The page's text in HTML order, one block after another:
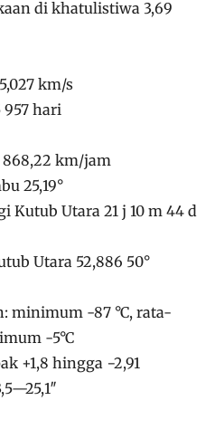
di khatulistiwa 3,69
km/s
957 hari
868,22 km/jam
25,19°
Kutub Utara 21 j 10 m 44 d
Utara 52,886 50°
minimum -87 °C, rata-
-5°C
+1,8 hingga −2,91